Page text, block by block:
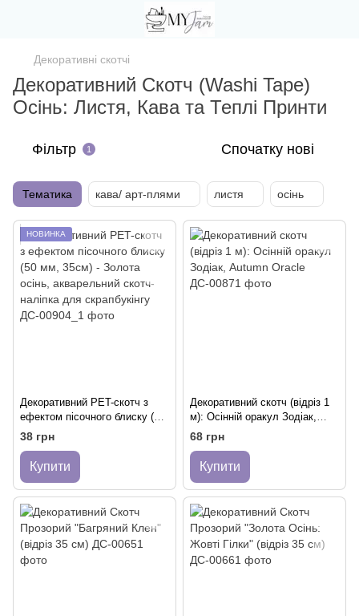
Декоративні скотчі
Декоративний Скотч (Washi Tape)
Осінь: Листя, Кава та Теплі Принти
Фільтр 1 Спочатку нові
Тематика кава/ арт-плями листя осінь
НОВИНКА
Декоративний PET-скотч з
ефектом пісочного блиску (50
мм, 35см) - Золота осінь,
акварельний скотч-наліпка
для скрапбукінгу
38 грн
Купити
Декоративний скотч (відріз 1
м): Осінній оракул Зодіак,
Autumn Oracle
68 грн
Купити